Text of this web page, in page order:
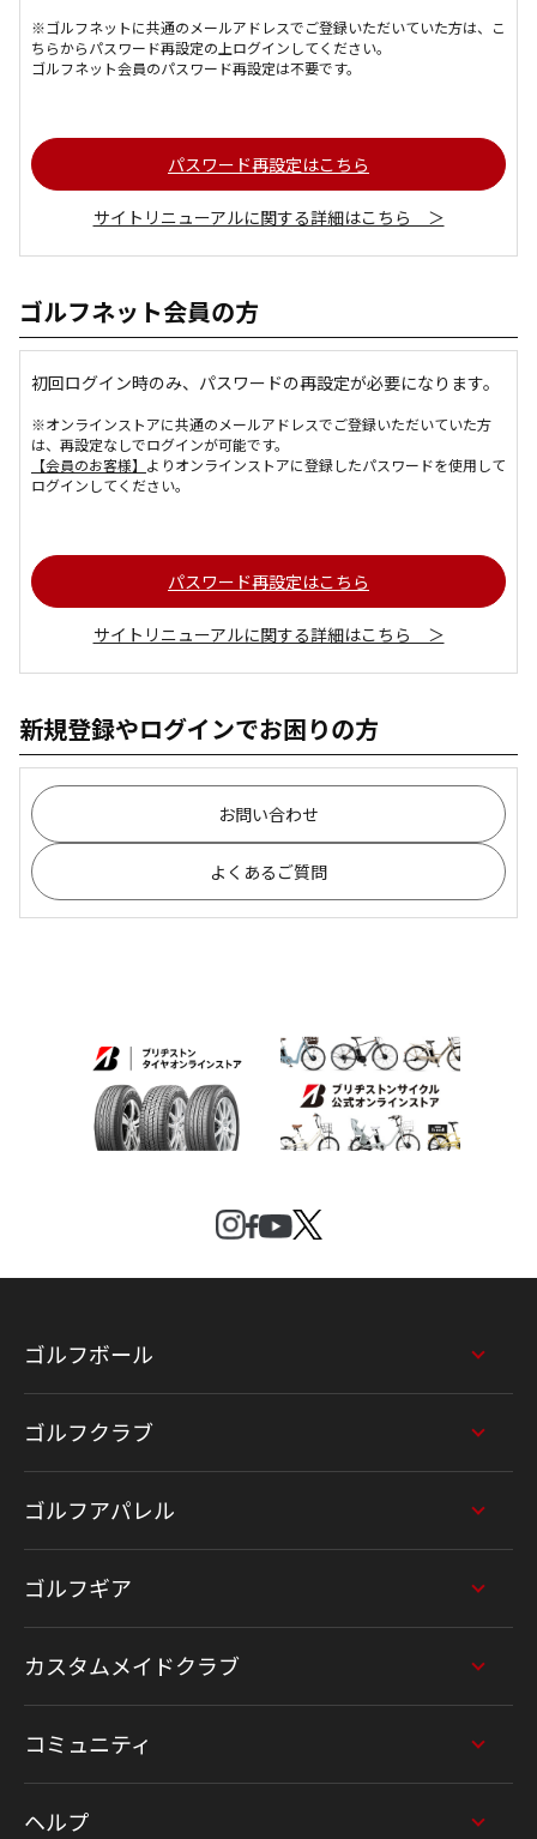
※ゴルフネットに共通のメールアドレスでご登録いただいていた方は、こ
ちらからパスワード再設定の上ログインしてください。
ゴルフネット会員のパスワード再設定は不要です。
パスワード再設定はこちら
サイトリニューアルに関する詳細はこちら ＞
ゴルフネット会員の方
初回ログイン時のみ、パスワードの再設定が必要になります。
※オンラインストアに共通のメールアドレスでご登録いただいていた方
は、再設定なしでログインが可能です。
【会員のお客様】 よりオンラインストアに登録したパスワードを使用して
ログインしてください。
パスワード再設定はこちら
サイトリニューアルに関する詳細はこちら ＞
新規登録やログインでお困りの方
お問い合わせ
よくあるご質問
ゴルフボール
ゴルフクラブ
ゴルフアパレル
ゴルフギア
カスタムメイドクラブ
コミュニティ
ヘルプ